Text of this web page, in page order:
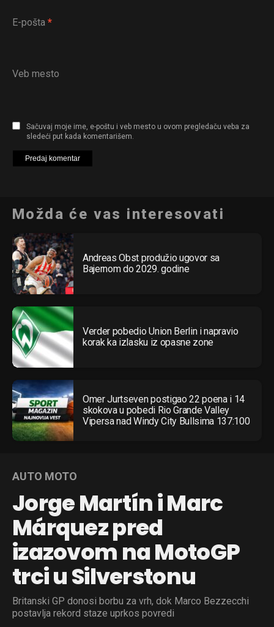
E-pošta *
Veb mesto
Sačuvaj moje ime, e-poštu i veb mesto u ovom pregledaču veba za
sledeći put kada komentarišem.
Možda će vas interesovati
Andreas Obst produžio ugovor sa
Bajernom do 2029. godine
Verder pobedio Union Berlin i napravio
korak ka izlasku iz opasne zone
Omer Jurtseven postigao 22 poena i 14
skokova u pobedi Rio Grande Valley
Vipersa nad Windy City Bullsima 137:100
AUTO MOTO
Jorge Martín i Marc
Márquez pred
izazovom na MotoGP
trci u Silverstonu
Britanski GP donosi borbu za vrh, dok Marco Bezzecchi
postavlja rekord staze uprkos povredi